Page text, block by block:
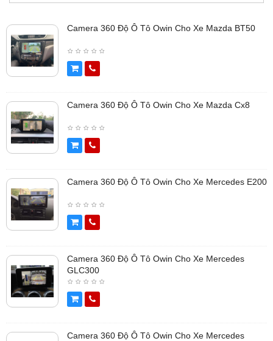
Camera 360 Độ Ô Tô Owin Cho Xe Mazda BT50
Camera 360 Độ Ô Tô Owin Cho Xe Mazda Cx8
Camera 360 Độ Ô Tô Owin Cho Xe Mercedes E200
Camera 360 Độ Ô Tô Owin Cho Xe Mercedes
GLC300
Camera 360 Độ Ô Tô Owin Cho Xe Mercedes